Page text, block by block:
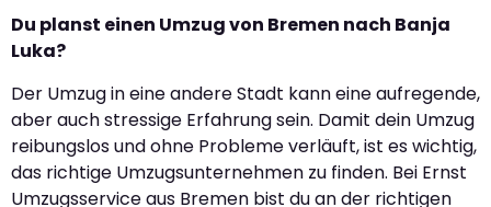
Du planst einen Umzug von Bremen nach Banja
Luka?
Der Umzug in eine andere Stadt kann eine aufregende,
aber auch stressige Erfahrung sein. Damit dein Umzug
reibungslos und ohne Probleme verläuft, ist es wichtig,
das richtige Umzugsunternehmen zu finden. Bei Ernst
Umzugsservice aus Bremen bist du an der richtigen